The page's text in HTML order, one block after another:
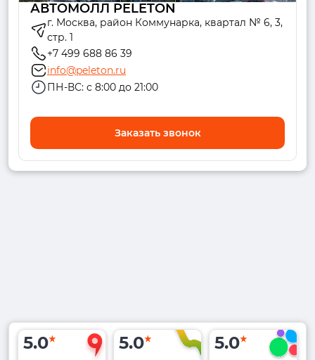
АВТОМОЛЛ PELETON
г. Москва, район Коммунарка, квартал № 6, 3,
стр. 1
+7 499 688 86 39
info@peleton.ru
ПН-ВС: с 8:00 до 21:00
Заказать звонок
5.0 5.0 5.0